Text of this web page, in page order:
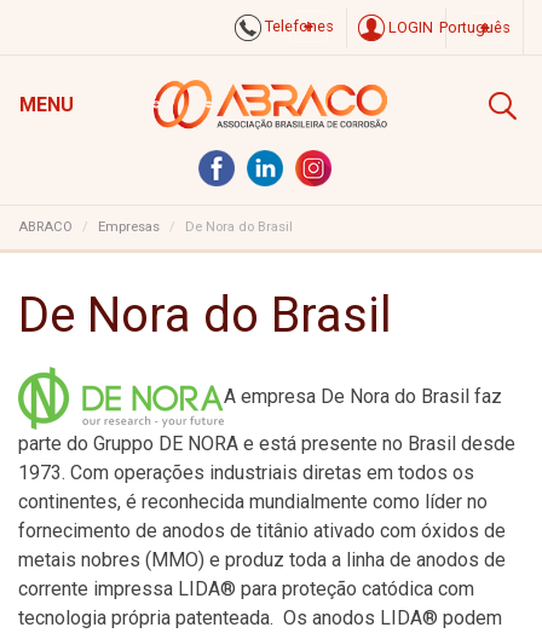
Telefones LOGIN Português
MENU
ABRACO Empresas De Nora do Brasil
De Nora do Brasil
A empresa De Nora do Brasil faz
parte do Gruppo DE NORA e está presente no Brasil desde
1973. Com operações industriais diretas em todos os
continentes, é reconhecida mundialmente como líder no
fornecimento de anodos de titânio ativado com óxidos de
metais nobres (MMO) e produz toda a linha de anodos de
corrente impressa LIDA® para proteção catódica com
tecnologia própria patenteada. Os anodos LIDA® podem